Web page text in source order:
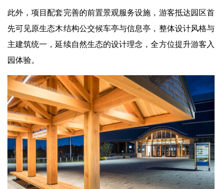
此外，项目配套完善的前置景观服务设施，游客抵达园区首
先可见原生态木结构公交候车亭与信息亭，整体设计风格与
主建筑统一，延续自然生态的设计理念，全方位提升游客入
园体验。